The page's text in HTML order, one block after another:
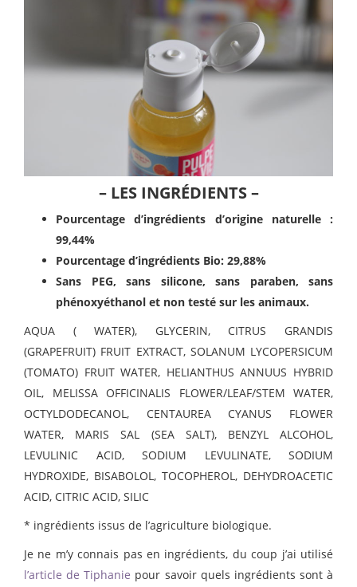
– LES INGRÉDIENTS –
Pourcentage d’ingrédients d’origine naturelle :
99,44%
Pourcentage d’ingrédients Bio: 29,88%
Sans PEG, sans silicone, sans paraben, sans
phénoxyéthanol et non testé sur les animaux.
AQUA ( WATER), GLYCERIN, CITRUS GRANDIS
(GRAPEFRUIT) FRUIT EXTRACT, SOLANUM LYCOPERSICUM
(TOMATO) FRUIT WATER, HELIANTHUS ANNUUS HYBRID
OIL, MELISSA OFFICINALIS FLOWER/LEAF/STEM WATER,
OCTYLDODECANOL, CENTAUREA CYANUS FLOWER
WATER, MARIS SAL (SEA SALT), BENZYL ALCOHOL,
LEVULINIC ACID, SODIUM LEVULINATE, SODIUM
HYDROXIDE, BISABOLOL, TOCOPHEROL, DEHYDROACETIC
ACID, CITRIC ACID, SILIC
* ingrédients issus de l’agriculture biologique.
Je ne m’y connais pas en ingrédients, du coup j’ai utilisé
l’article de Tiphanie pour savoir quels ingrédients sont à